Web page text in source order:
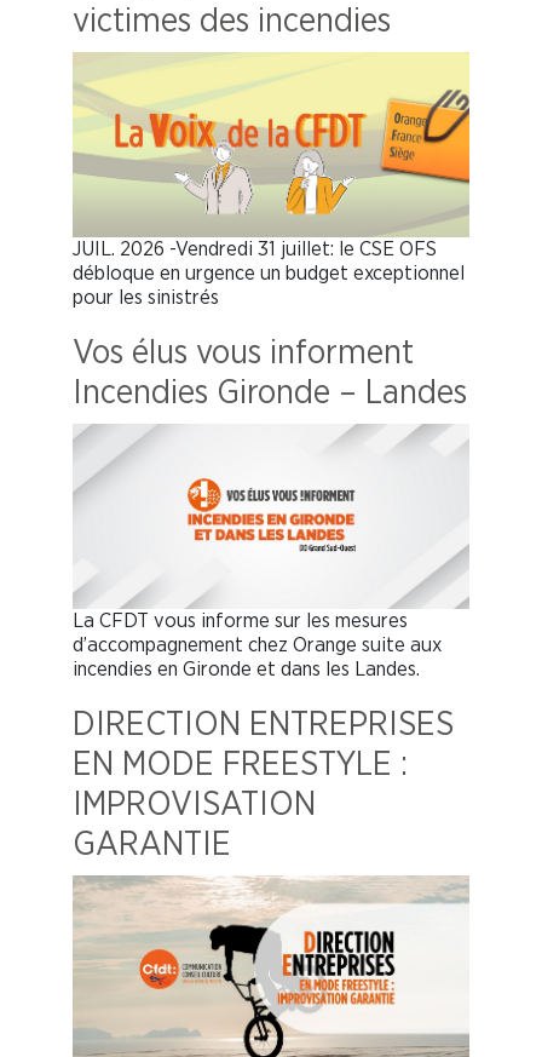
victimes des incendies
JUIL. 2026 -Vendredi 31 juillet: le CSE OFS
débloque en urgence un budget exceptionnel
pour les sinistrés
Vos élus vous informent
Incendies Gironde – Landes
La CFDT vous informe sur les mesures
d’accompagnement chez Orange suite aux
incendies en Gironde et dans les Landes.
DIRECTION ENTREPRISES
EN MODE FREESTYLE :
IMPROVISATION
GARANTIE